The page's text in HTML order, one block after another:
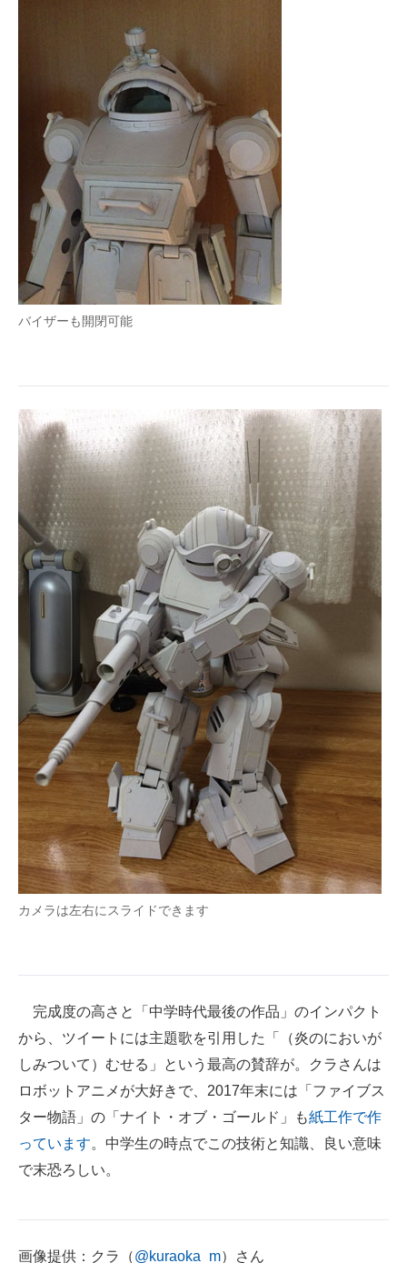
バイザーも開閉可能
カメラは左右にスライドできます
完成度の高さと「中学時代最後の作品」のインパクト
から、ツイートには主題歌を引用した「（炎のにおいが
しみついて）むせる」という最高の賛辞が。クラさんは
ロボットアニメが大好きで、2017年末には「ファイブス
ター物語」の「ナイト・オブ・ゴールド」も紙工作で作
っています。中学生の時点でこの技術と知識、良い意味
で末恐ろしい。
画像提供：クラ（@kuraoka_m）さん